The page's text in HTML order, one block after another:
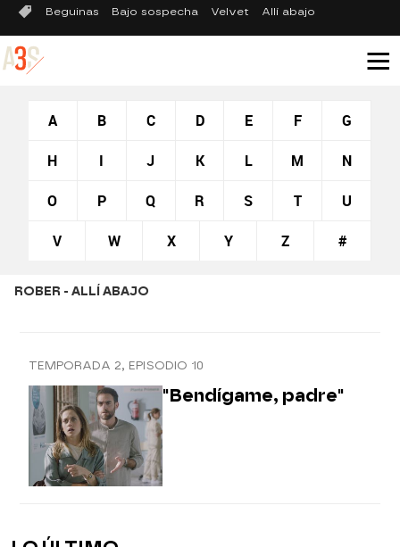
Beguinas Bajo sospecha Velvet Allí abajo
A B C D E F G
H I J K L M N
O P Q R S T U
V W X Y Z #
ROBER - ALLÍ ABAJO
TEMPORADA 2, EPISODIO 10
"Bendígame, padre"